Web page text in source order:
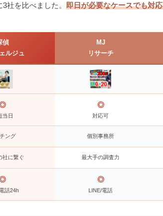
社を比べました。 即日が必要なケースでも対
偵
ルジュ
MJ
リサーチ
当日
◎
対応可
ング 個別事務所
社に繋ぐ 最大手の調査力
話24h
◎
LINE/電話